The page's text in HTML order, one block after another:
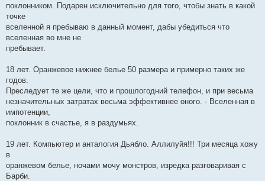
поклонником. Подарен исключительно для того, чтобы знать в какой
точке
вселенной я пребываю в данный момент, дабы убедиться что
вселенная во мне не
пребывает.
18 лет. Оранжевое нижнее белье 50 размера и примерно таких же
годов.
Преследует те же цели, что и прошлогодний телефон, и при весьма
незначительных затратах весьма эффективнее оного. - Вселенная в
импотенции,
поклонник в счастье, я в раздумьях.
19 лет. Компьютер и анталогия Дьябло. Аллилуйя!!! Три месяца хожу
в
оранжевом белье, ночами мочу монстров, изредка разговаривая с
Барби.